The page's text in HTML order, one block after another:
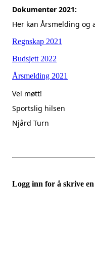
Dokumenter 2021:
Her kan Årsmelding og
Regnskap 2021
Budsjett 2022
Årsmelding 2021
Vel møtt!
Sportslig hilsen
Njård Turn
Logg inn for å skrive